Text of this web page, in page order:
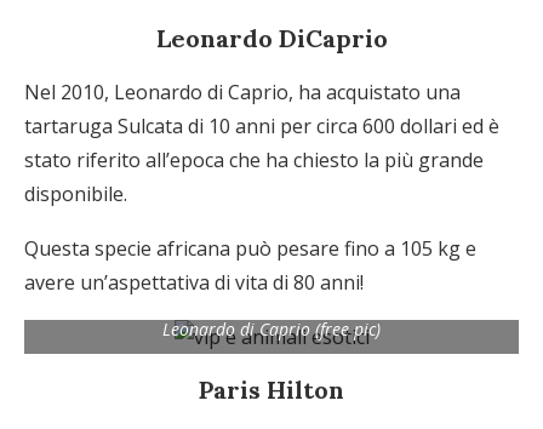
Leonardo DiCaprio
Nel 2010, Leonardo di Caprio, ha acquistato una
tartaruga Sulcata di 10 anni per circa 600 dollari ed è
stato riferito all’epoca che ha chiesto la più grande
disponibile.
Questa specie africana può pesare fino a 105 kg e
avere un’aspettativa di vita di 80 anni!
Leonardo di Caprio (free pic)
Paris Hilton